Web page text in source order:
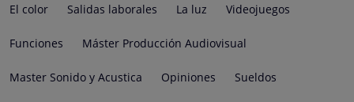
El color Salidas laborales La luz Videojuegos
Funciones Máster Producción Audiovisual
Master Sonido y Acustica Opiniones Sueldos